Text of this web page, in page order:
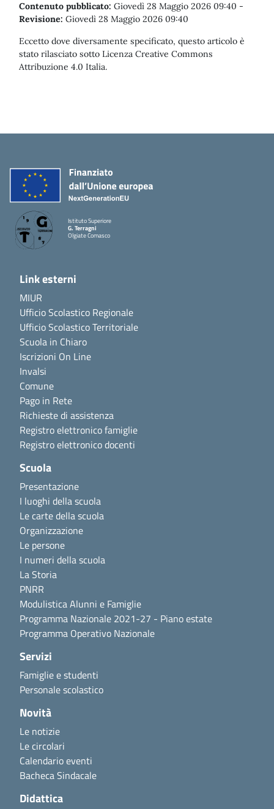
Contenuto pubblicato: Giovedì 28 Maggio 2026 09:40 -
Revisione: Giovedì 28 Maggio 2026 09:40
Eccetto dove diversamente specificato, questo articolo è
stato rilasciato sotto Licenza Creative Commons
Attribuzione 4.0 Italia.
Istituto Superiore
G. Terragni
Olgiate Comasco
Link esterni
MIUR
Ufficio Scolastico Regionale
Ufficio Scolastico Territoriale
Scuola in Chiaro
Iscrizioni On Line
Invalsi
Comune
Pago in Rete
Richieste di assistenza
Registro elettronico famiglie
Registro elettronico docenti
Scuola
Presentazione
I luoghi della scuola
Le carte della scuola
Organizzazione
Le persone
I numeri della scuola
La Storia
PNRR
Modulistica Alunni e Famiglie
Programma Nazionale 2021-27 - Piano estate
Programma Operativo Nazionale
Servizi
Famiglie e studenti
Personale scolastico
Novità
Le notizie
Le circolari
Calendario eventi
Bacheca Sindacale
Didattica